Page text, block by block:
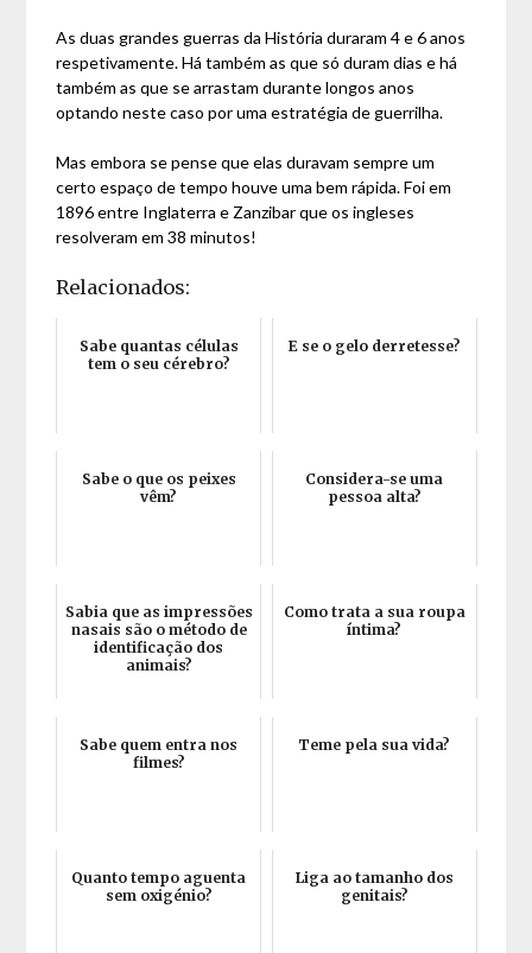
As duas grandes guerras da História duraram 4 e 6 anos
respetivamente. Há também as que só duram dias e há
também as que se arrastam durante longos anos
optando neste caso por uma estratégia de guerrilha.
Mas embora se pense que elas duravam sempre um
certo espaço de tempo houve uma bem rápida. Foi em
1896 entre Inglaterra e Zanzibar que os ingleses
resolveram em 38 minutos!
Relacionados:
Sabe quantas células
tem o seu cérebro?
E se o gelo derretesse?
Sabe o que os peixes
vêm?
Considera-se uma
pessoa alta?
Sabia que as impressões
nasais são o método de
identificação dos
animais?
Como trata a sua roupa
íntima?
Sabe quem entra nos
filmes?
Teme pela sua vida?
Quanto tempo aguenta
sem oxigénio?
Liga ao tamanho dos
genitais?